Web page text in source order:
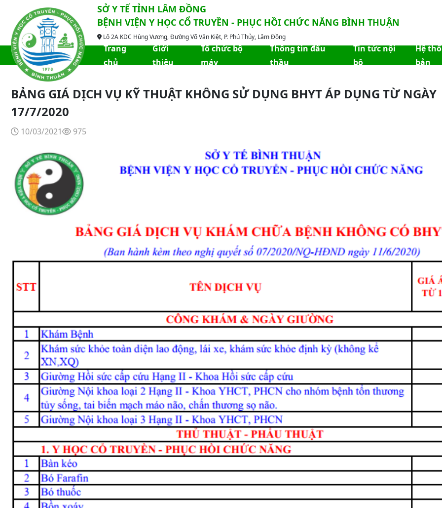
SỞ Y TẾ TỈNH LÂM ĐỒNG
BỆNH VIỆN Y HỌC CỔ TRUYỀN - PHỤC HỒI CHỨC NĂNG BÌNH THUẬN
Lô 2A KDC Hùng Vương, Đường Võ Văn Kiệt, P. Phú Thủy, Lâm Đồng
Trang
chủ
Giới
thiệu
Tổ chức bộ
máy
Thông tin đấu
thầu
Tin tức nội
bộ
Hệ
bản
BẢNG GIÁ DỊCH VỤ KỸ THUẬT KHÔNG SỬ DỤNG BHYT ÁP DỤNG TỪ NGÀY
17/7/2020
10/03/2021 975